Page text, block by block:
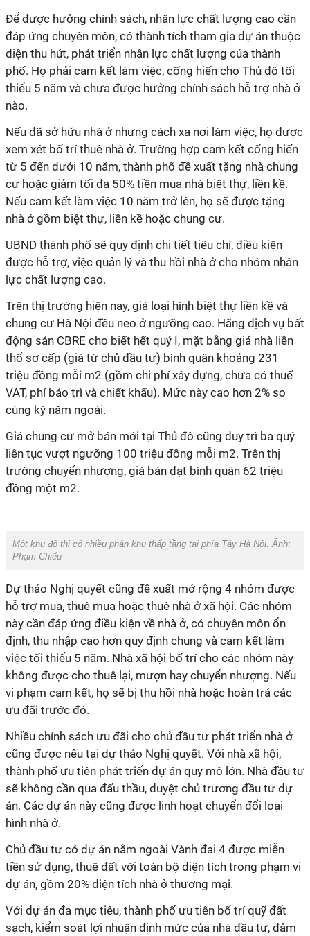
Để được hưởng chính sách, nhân lực chất lượng cao cần
đáp ứng chuyên môn, có thành tích tham gia dự án thuộc
diện thu hút, phát triển nhân lực chất lượng của thành
phố. Họ phải cam kết làm việc, cống hiến cho Thủ đô tối
thiểu 5 năm và chưa được hưởng chính sách hỗ trợ nhà ở
nào.
Nếu đã sở hữu nhà ở nhưng cách xa nơi làm việc, họ được
xem xét bố trí thuê nhà ở. Trường hợp cam kết cống hiến
từ 5 đến dưới 10 năm, thành phố đề xuất tặng nhà chung
cư hoặc giảm tối đa 50% tiền mua nhà biệt thự, liền kề.
Nếu cam kết làm việc 10 năm trở lên, họ sẽ được tặng
nhà ở gồm biệt thự, liền kề hoặc chung cư.
UBND thành phố sẽ quy định chi tiết tiêu chí, điều kiện
được hỗ trợ, việc quản lý và thu hồi nhà ở cho nhóm nhân
lực chất lượng cao.
Trên thị trường hiện nay, giá loại hình biệt thự liền kề và
chung cư Hà Nội đều neo ở ngưỡng cao. Hãng dịch vụ bất
động sản CBRE cho biết hết quý I, mặt bằng giá nhà liền
thổ sơ cấp (giá từ chủ đầu tư) bình quân khoảng 231
triệu đồng mỗi m2 (gồm chi phí xây dựng, chưa có thuế
VAT, phí bảo trì và chiết khấu). Mức này cao hơn 2% so
cùng kỳ năm ngoái.
Giá chung cư mở bán mới tại Thủ đô cũng duy trì ba quý
liên tục vượt ngưỡng 100 triệu đồng mỗi m2. Trên thị
trường chuyển nhượng, giá bán đạt bình quân 62 triệu
đồng một m2.
Một khu đô thị có nhiều phân khu thấp tầng tại phía Tây Hà Nội. Ảnh:
Phạm Chiểu
Dự thảo Nghị quyết cũng đề xuất mở rộng 4 nhóm được
hỗ trợ mua, thuê mua hoặc thuê nhà ở xã hội. Các nhóm
này cần đáp ứng điều kiện về nhà ở, có chuyên môn ổn
định, thu nhập cao hơn quy định chung và cam kết làm
việc tối thiểu 5 năm. Nhà xã hội bố trí cho các nhóm này
không được cho thuê lại, mượn hay chuyển nhượng. Nếu
vi phạm cam kết, họ sẽ bị thu hồi nhà hoặc hoàn trả các
ưu đãi trước đó.
Nhiều chính sách ưu đãi cho chủ đầu tư phát triển nhà ở
cũng được nêu tại dự thảo Nghị quyết. Với nhà xã hội,
thành phố ưu tiên phát triển dự án quy mô lớn. Nhà đầu tư
sẽ không cần qua đấu thầu, duyệt chủ trương đầu tư dự
án. Các dự án này cũng được linh hoạt chuyển đổi loại
hình nhà ở.
Chủ đầu tư có dự án nằm ngoài Vành đai 4 được miễn
tiền sử dụng, thuê đất với toàn bộ diện tích trong phạm vi
dự án, gồm 20% diện tích nhà ở thương mại.
Với dự án đa mục tiêu, thành phố ưu tiên bố trí quỹ đất
sạch, kiểm soát lợi nhuận định mức của nhà đầu tư, đảm